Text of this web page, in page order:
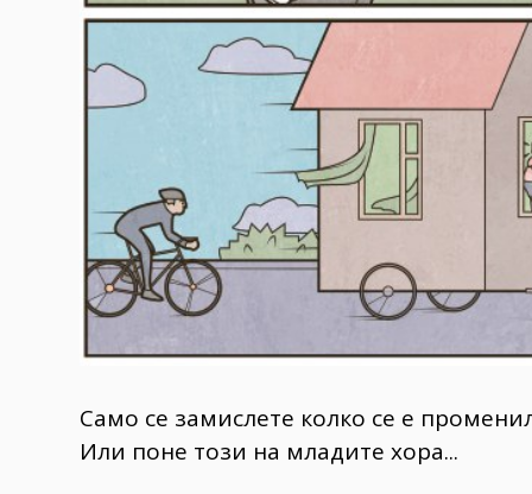
Само се замислете колко се е
Или поне този на младите хора...